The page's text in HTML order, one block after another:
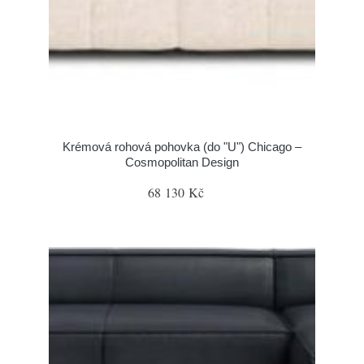
Krémová rohová pohovka (do "U") Chicago –
Cosmopolitan Design
68 130 Kč